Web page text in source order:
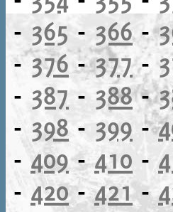
- 365 - 366-
-376-377-
- 387 - 388-
- 398 - 399 -
-409-410 -
- 420-421-